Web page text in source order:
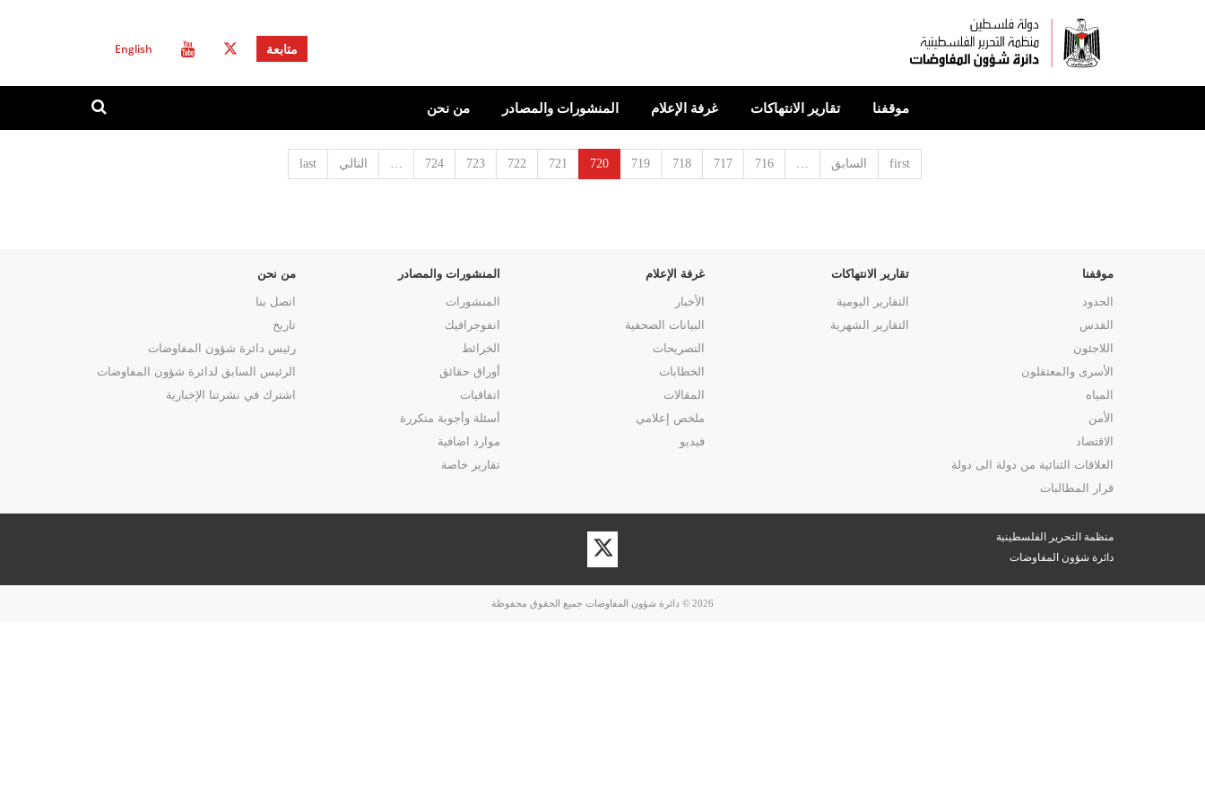
متابعة English
موقفنا تقارير الانتهاكات غرفة الإعلام المنشورات والمصادر من نحن
استمارة
ابحث
first السابق …
716
717
718
719
720
721
722
723
724
… التالي last
موقفنا
الحدود
القدس
اللاجئون
الأسرى والمعتقلون
المياه
الأمن
الاقتصاد
العلاقات الثنائية من دولة الى دولة
قرار المطالبات
تقارير الانتهاكات
التقارير اليومية
التقارير الشهرية
غرفة الإعلام
الأخبار
البيانات الصحفية
التصريحات
الخطابات
المقالات
ملخص إعلامي
فيديو
المنشورات والمصادر
المنشورات
انفوجرافيك
الخرائط
أوراق حقائق
اتفاقيات
أسئلة وأجوبة متكررة
موارد اضافية
تقارير خاصة
من نحن
اتصل بنا
تاريخ
رئيس دائرة شؤون المفاوضات
الرئيس السابق لدائرة شؤون المفاوضات
اشترك في نشرتنا الإخبارية
منظمة التحرير الفلسطينية
دائرة شؤون المفاوضات
زيارة
حسابنا
على
2026 © دائرة شؤون المفاوضات جميع الحقوق محفوظة